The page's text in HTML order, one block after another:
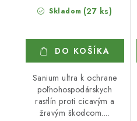
Skladom (27 ks)
DO KOŠÍKA
Sanium ultra k ochrane
poľnohospodárskych
rastlín proti cicavým a
žravým škodcom....